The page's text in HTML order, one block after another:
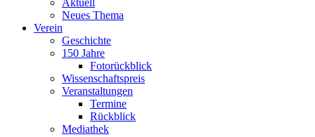
Aktuell
Neues Thema
Verein
Geschichte
150 Jahre
Fotorückblick
Wissenschaftspreis
Veranstaltungen
Termine
Rückblick
Mediathek